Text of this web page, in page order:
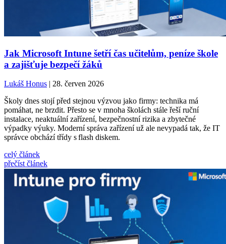
Jak Microsoft Intune šetří čas učitelům, peníze škole
a zajišťuje bezpečí žáků
Lukáš Honus | 28. červen 2026
Školy dnes stojí před stejnou výzvou jako firmy: technika má
pomáhat, ne brzdit. Přesto se v mnoha školách stále řeší ruční
instalace, neaktuální zařízení, bezpečnostní rizika a zbytečné
výpadky výuky. Moderní správa zařízení už ale nevypadá tak, že IT
správce obchází třídy s flash diskem.
celý článek
přečíst článek